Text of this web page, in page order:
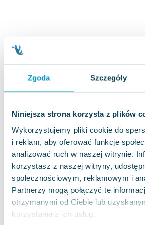
Zgoda Szczegóły
Niniejsza strona korzysta z plików
Wykorzystujemy pliki cookie do
i reklam, aby oferować funkcje
analizować ruch w naszej witrynie.
korzystasz z naszej witryny,
społecznościowym, reklamowym i
Partnerzy mogą połączyć te
otrzymanymi od Ciebie lub
korzystania z ich usług.
Oscar Wilde
Maria Seweryn
Eric Helms
Anna Prus (oprac.)
Nela Mała Reporterka
Agnieszka Maciąg
Barbara Wrzesińska
Terry Pratchett
Virginia Woolf